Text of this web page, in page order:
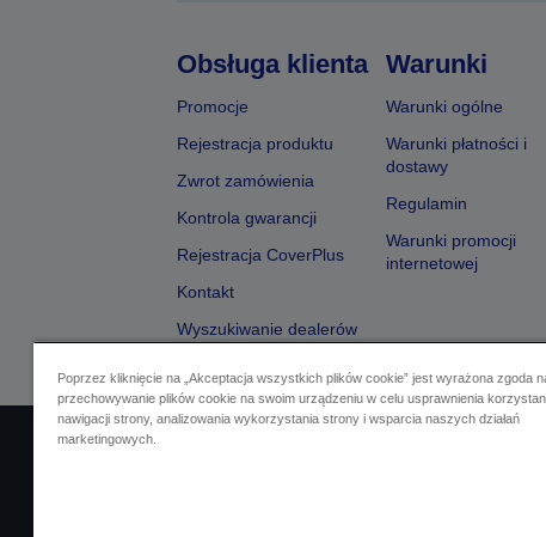
Obsługa klienta
Promocje
Rejestracja produktu
Zwrot zamówienia
Kontrola gwarancji
Rejestracja CoverPlus
Kontakt
Wyszukiwanie dealerów
Warunki
Warunki ogólne
Warunki płatności i
dostawy
Regulamin
Warunki promocji
internetowej
Poprzez kliknięcie na „Akceptacja wszystkich plików cookie” jest wyrażona zgoda
przechowywanie plików cookie na swoim urządzeniu w celu usprawnienia
nawigacji strony, analizowania wykorzystania strony i wsparcia naszych działań
marketingowych.